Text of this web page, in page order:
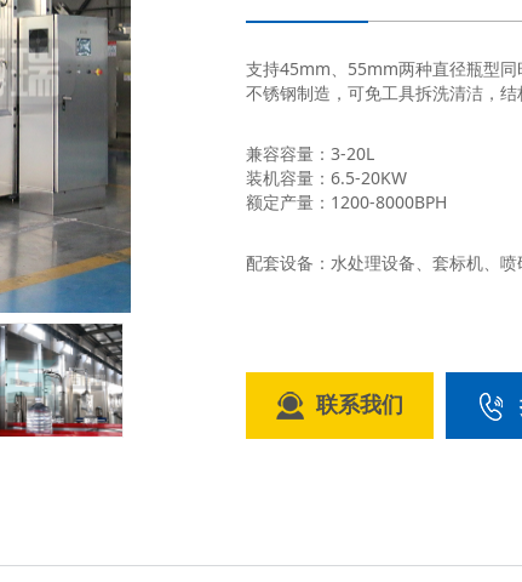
支持45mm、55mm两种直径瓶型同
不锈钢制造，可免工具拆洗清洁，
兼容容量：3-20L
装机容量：6.5-20KW
额定产量：1200-8000BPH
配套设备：水处理设备、套标机、喷
联系我们